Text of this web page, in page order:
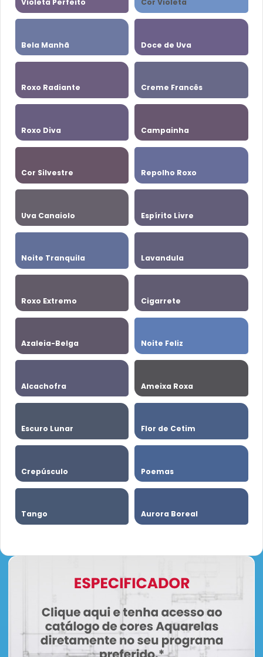
Violeta Perfeito Cor Violeta
Bela Manhã Doce de Uva
Roxo Radiante Creme Francês
Roxo Diva Campainha
Cor Silvestre Repolho Roxo
Uva Canaiolo Espírito Livre
Noite Tranquila Lavandula
Roxo Extremo Cigarrete
Azaleia-Belga Noite Feliz
Alcachofra Ameixa Roxa
Escuro Lunar Flor de Cetim
Crepúsculo Poemas
Tango Aurora Boreal